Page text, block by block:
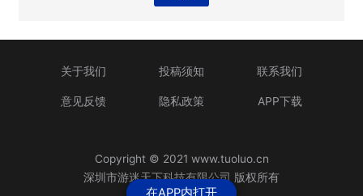
在APP内打开
关于我们 投稿须知 联系我们
意见反馈 隐私政策 APP下载
Copyright © 2021 www.tuoluo.cn
深圳市游迷天下科技有限公司 版权所有